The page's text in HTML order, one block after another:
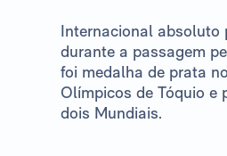
Internacional absoluto
durante a passagem
foi medalha de prata
Olímpicos de Tóquio e
dois Mundiais.